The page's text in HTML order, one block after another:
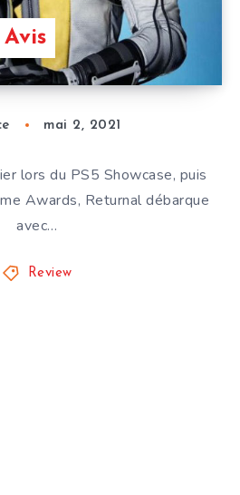
mai 2, 2021
lors du PS5 Showcase, puis
Awards, Returnal débarque
avec…
Review